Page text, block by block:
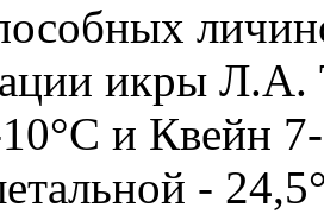
икры
и Квейн
-